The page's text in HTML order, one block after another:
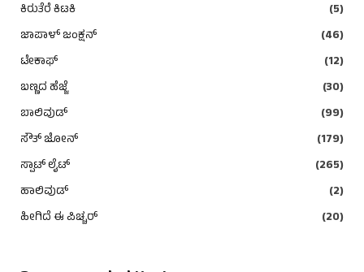
ಕಿರುತೆರೆ ಕಿಟಕಿ
(5)
ಜಾಪಾಳ್ ಜಂಕ್ಷನ್
(46)
ಟೇಕಾಫ್
(12)
ಬಣ್ಣದ ಹೆಜ್ಜೆ
(30)
ಬಾಲಿವುಡ್
(99)
ಸೌತ್ ಜೋನ್
(179)
ಸ್ಪಾಟ್ ಲೈಟ್
(265)
ಹಾಲಿವುಡ್
(2)
ಹೀಗಿದೆ ಈ ಪಿಚ್ಚರ್
(20)